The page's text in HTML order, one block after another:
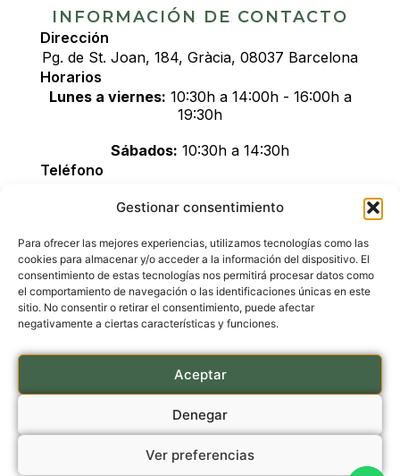
Gestionar consentimiento
Para ofrecer las mejores experiencias, utilizamos tecnologías como las
cookies para almacenar y/o acceder a la información del dispositivo. El
consentimiento de estas tecnologías nos permitirá procesar datos como
el comportamiento de navegación o las identificaciones únicas en este
sitio. No consentir o retirar el consentimiento, puede afectar
negativamente a ciertas características y funciones.
Aceptar
Denegar
Ver preferencias
INFORMACIÓN DE CONTACTO
Dirección
Pg. de St. Joan, 184, Gràcia, 08037 Barcelona
Horarios
Lunes a viernes: 10:30h a 14:00h - 16:00h a
19:30h
Sábados: 10:30h a 14:30h
Teléfono
Correo electrónico
Cómo llegar
LEGAL
Aviso legal
Accesibilidad
Políticas de privacidad
Política de cookies (UE)
Políticas de envíos y devoluciones